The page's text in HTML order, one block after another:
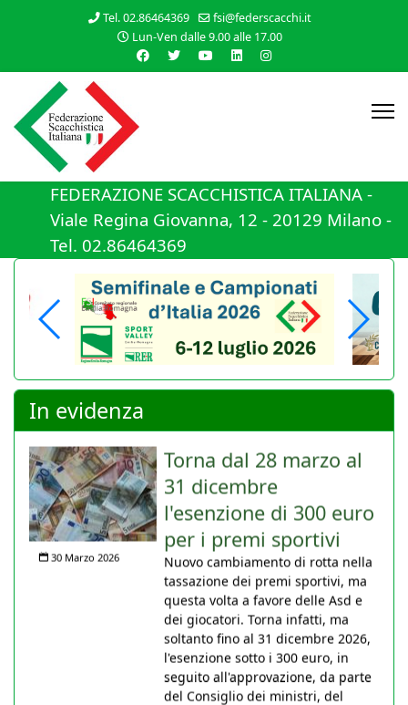
Tel. 02.86464369
fsi@federscacchi.it
Lun-Ven dalle 9.00 alle 17.00
FEDERAZIONE SCACCHISTICA ITALIANA -
Viale Regina Giovanna, 12 - 20129 Milano -
Tel. 02.86464369
In evidenza
30 Marzo 2026
Torna dal 28 marzo al
31 dicembre
l'esenzione di 300 euro
per i premi sportivi
Nuovo cambiamento di rotta nella
tassazione dei premi sportivi, ma
questa volta a favore delle Asd e
dei giocatori. Torna infatti, ma
soltanto fino al 31 dicembre 2026,
l'esenzione sotto i 300 euro, in
seguito all'approvazione, da parte
del Consiglio dei ministri, del